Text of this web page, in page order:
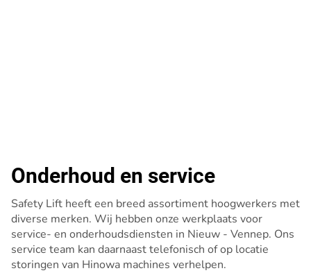
Onderhoud en service
Safety Lift heeft een breed assortiment hoogwerkers met
diverse merken. Wij hebben onze werkplaats voor
service- en onderhoudsdiensten in Nieuw - Vennep. Ons
service team kan daarnaast telefonisch of op locatie
storingen van Hinowa machines verhelpen.